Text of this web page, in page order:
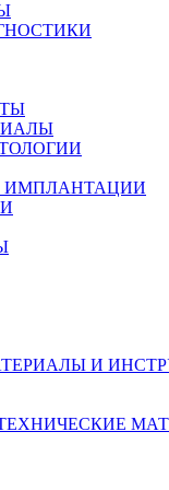
ИМПЛАНТАЦИИ
И